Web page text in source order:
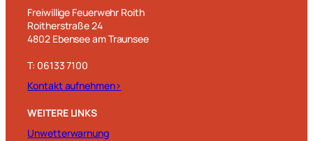
Freiwillige Feuerwehr Roith
Roitherstraße 24
4802 Ebensee am Traunsee
T: 06133 7100
Kontakt aufnehmen>
WEITERE LINKS
Unwetterwarnung